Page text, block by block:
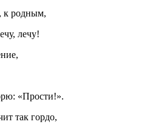
к родным,
лечу!
«Прости!».
так гордо,